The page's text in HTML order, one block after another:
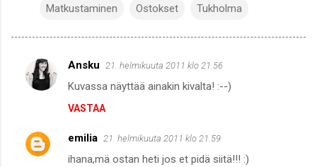
Matkustaminen Ostokset Tukholma
K
m
e
Ansku 21. helmikuuta 2011 klo 21.56
Kuvassa näyttää ainakin kivalta! :--)
VASTAA
emilia 21. helmikuuta 2011 klo 21.59
ihana,mä ostan heti jos et pidä siitä!!! :)